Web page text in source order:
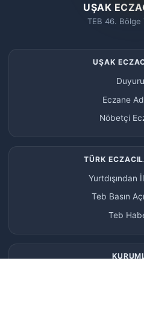
UŞAK
TEB 46. Bölge
UŞAK
Eczane
Nöbetçi
TÜRK
Yurtdışından
Teb Basın
Teb